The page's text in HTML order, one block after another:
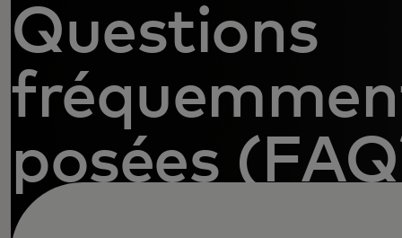
Questions
posées